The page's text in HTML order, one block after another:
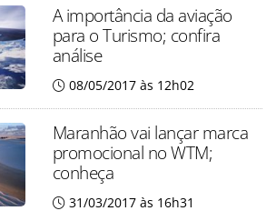
A importância da aviação
para o Turismo; confira
análise
08/05/2017 às 12h02
Maranhão vai lançar marca
promocional no WTM;
conheça
31/03/2017 às 16h31